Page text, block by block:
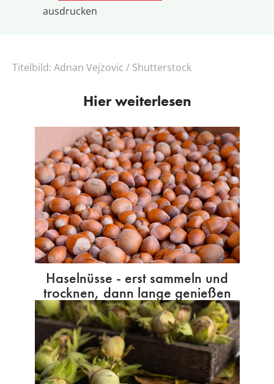
ausdrucken
Titelbild: Adnan Vejzovic / Shutterstock
Hier weiterlesen
Haselnüsse - erst sammeln und
trocknen, dann lange genießen